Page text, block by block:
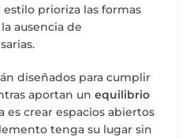
estilo prioriza las formas
ausencia de
diseñados para cumplir
aportan unequilibrio
es crear espacios abiertos
tenga su lugar sin